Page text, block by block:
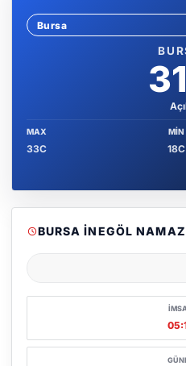
Sehir sec
MAX
33C
MIN
18C
BURSA İNEGÖL